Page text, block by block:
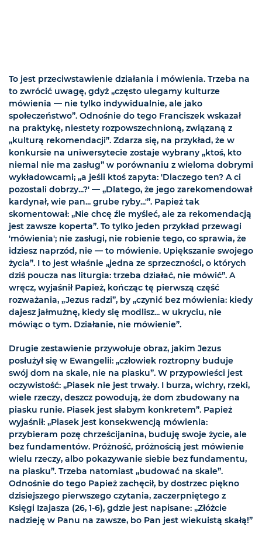
To jest przeciwstawienie działania i mówienia. Trzeba na
to zwrócić uwagę, gdyż „często ulegamy kulturze
mówienia — nie tylko indywidualnie, ale jako
społeczeństwo”. Odnośnie do tego Franciszek wskazał
na praktykę, niestety rozpowszechnioną, związaną z
„kulturą rekomendacji”. Zdarza się, na przykład, że w
konkursie na uniwersytecie zostaje wybrany „ktoś, kto
niemal nie ma zasług” w porównaniu z wieloma dobrymi
wykładowcami; „a jeśli ktoś zapyta: 'Dlaczego ten? A ci
pozostali dobrzy...?' — „Dlatego, że jego zarekomendował
kardynał, wie pan... grube ryby...'”. Papież tak
skomentował: „Nie chcę źle myśleć, ale za rekomendacją
jest zawsze koperta”. To tylko jeden przykład przewagi
'mówienia'; nie zasługi, nie robienie tego, co sprawia, że
idziesz naprzód, nie — to mówienie. Upiększanie swojego
życia”. I to jest właśnie „jedna ze sprzeczności, o których
dziś poucza nas liturgia: trzeba działać, nie mówić”. A
wręcz, wyjaśnił Papież, kończąc tę pierwszą część
rozważania, „Jezus radzi”, by „czynić bez mówienia: kiedy
dajesz jałmużnę, kiedy się modlisz... w ukryciu, nie
mówiąc o tym. Działanie, nie mówienie”.
Drugie zestawienie przywołuje obraz, jakim Jezus
posłużył się w Ewangelii: „człowiek roztropny buduje
swój dom na skale, nie na piasku”. W przypowieści jest
oczywistość: „Piasek nie jest trwały. I burza, wichry, rzeki,
wiele rzeczy, deszcz powodują, że dom zbudowany na
piasku runie. Piasek jest słabym konkretem”. Papież
wyjaśnił: „Piasek jest konsekwencją mówienia:
przybieram pozę chrześcijanina, buduję swoje życie, ale
bez fundamentów. Próżność, próżnością jest mówienie
wielu rzeczy, albo pokazywanie siebie bez fundamentu,
na piasku”. Trzeba natomiast „budować na skale”.
Odnośnie do tego Papież zachęcił, by dostrzec piękno
dzisiejszego pierwszego czytania, zaczerpniętego z
Księgi Izajasza (26, 1-6), gdzie jest napisane: „Złóżcie
nadzieję w Panu na zawsze, bo Pan jest wiekuistą skałą!”